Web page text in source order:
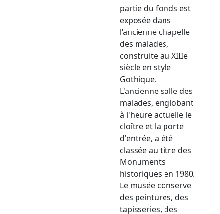
partie du fonds est
exposée dans
l’ancienne chapelle
des malades,
construite au XIIIe
siècle en style
Gothique.
L'ancienne salle des
malades, englobant
à l'heure actuelle le
cloître et la porte
d'entrée, a été
classée au titre des
Monuments
historiques en 1980.
Le musée conserve
des peintures, des
tapisseries, des